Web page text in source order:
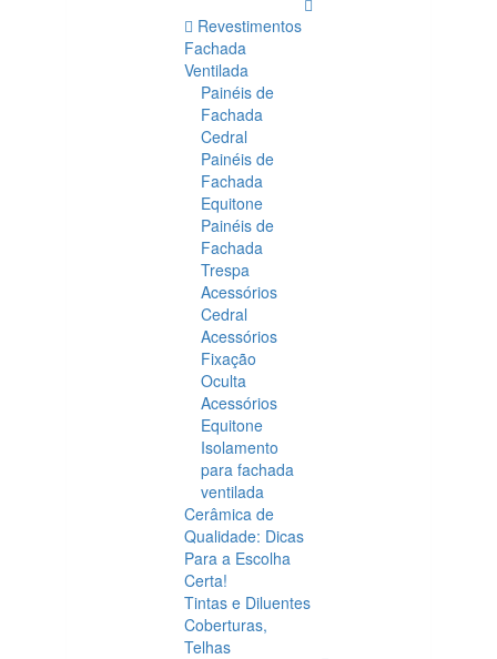
Revestimentos
Fachada
Ventilada
Painéis de
Fachada
Cedral
Painéis de
Fachada
Equitone
Painéis de
Fachada
Trespa
Acessórios
Cedral
Acessórios
Fixação
Oculta
Acessórios
Equitone
Isolamento
para fachada
ventilada
Cerâmica de
Qualidade: Dicas
Para a Escolha
Certa!
Tintas e Diluentes
Coberturas,
Telhas